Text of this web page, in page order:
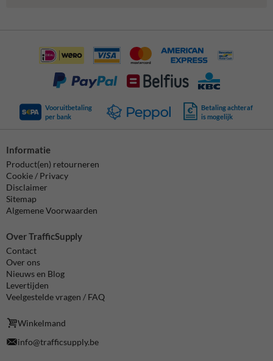
Vooruitbetaling
per bank
Betaling achteraf
is mogelijk
Informatie
Product(en) retourneren
Cookie / Privacy
Disclaimer
Sitemap
Algemene Voorwaarden
Over TrafficSupply
Contact
Over ons
Nieuws en Blog
Levertijden
Veelgestelde vragen / FAQ
Winkelmand
info@trafficsupply.be